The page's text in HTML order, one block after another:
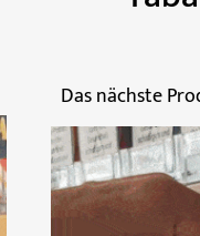
Das nächste